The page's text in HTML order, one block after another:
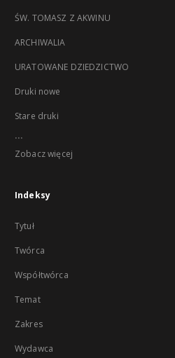
ŚW. TOMASZ Z AKWINU
ARCHIWALIA
URATOWANE DZIEDZICTWO
Druki nowe
Stare druki
...
Zobacz więcej
Indeksy
Tytuł
Twórca
Współtwórca
Temat
Zakres
Wydawca